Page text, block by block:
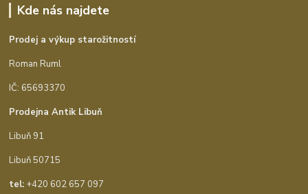
Kde nás najdete
Prodej a výkup starožitností
Roman Ruml
IČ: 65693370
Prodejna Antik Libuň
Libuň 91
Libuň 50715
tel: +420 602 657 097